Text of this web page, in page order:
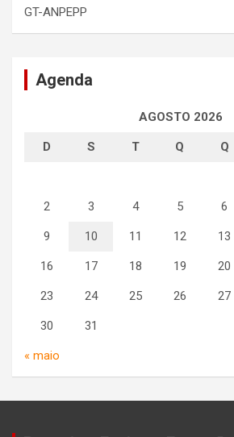
GT-ANPEPP
Agenda
AGOSTO 2026
D S T Q Q
2 3 4 5 6
9 10 11 12 13
16 17 18 19 20
23 24 25 26 27
30 31
« maio